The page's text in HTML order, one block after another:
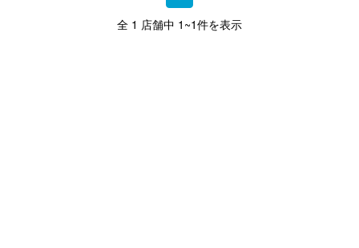
全 1 店舗中 1~1件を表示